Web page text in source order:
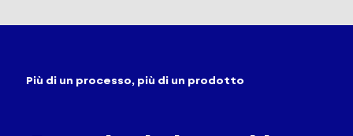
Più di un processo, più di un prodotto